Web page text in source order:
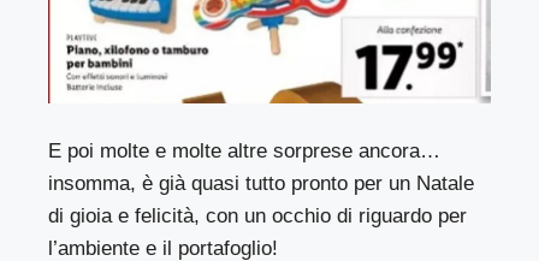
E poi molte e molte altre sorprese ancora…
insomma, è già quasi tutto pronto per un Natale
di gioia e felicità, con un occhio di riguardo per
l’ambiente e il portafoglio!